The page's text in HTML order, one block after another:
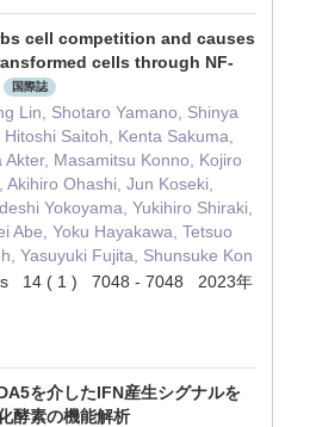
cell competition and causes
cells through NF-
国際誌
Lin, Shotaro Yamano, Shinya
Saitoh, Kenta Sakuma,
Masamitsu Konno, Kojiro
Ohashi, Jun Koseki,
Yokoyama, Yukihiro Shiraki,
Abe, Yoku Hayakawa, Tetsuo
Yasuyuki Fujita, Shunsuke Kon
14 ( 1 ) 7048 - 7048 2023年
を介したIFN産生シグナルを
酵素の機能解析